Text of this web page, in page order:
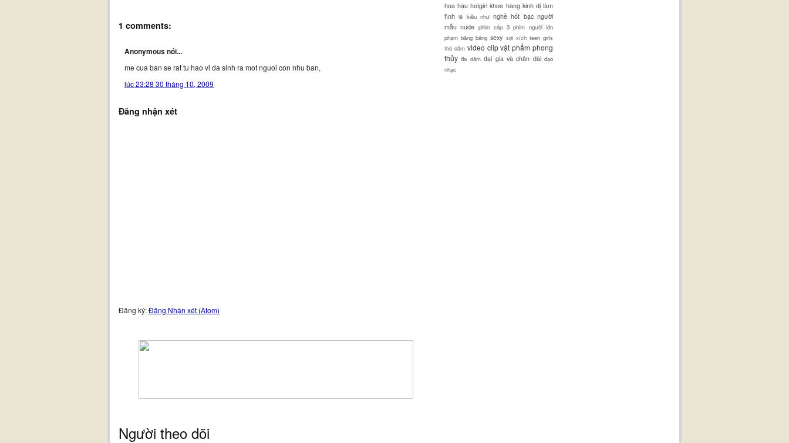
1 comments:
Anonymous nói...
me cua ban se rat tu hao vi da sinh ra mot nguoi con nhu ban,
lúc 23:28 30 tháng 10, 2009
Đăng nhận xét
Đăng ký:Đăng Nhận xét (Atom)
Người theo dõi
hoa hậu hotgirl khoe hàng kinh dị làm
tình lê kiều như nghề hốt bạc người
mẫu nude phim cấp 3 phim người lớn
phạm băng băng sexy sợi xích teen girls
thủ dâm video clip vật phẩm phong
thủy đa dâm đại gia và chân dài đạo
nhạc